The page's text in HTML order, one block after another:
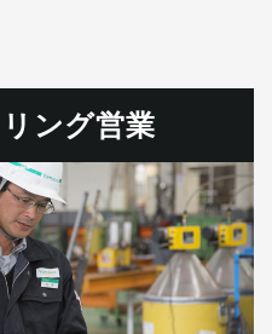
ング営業